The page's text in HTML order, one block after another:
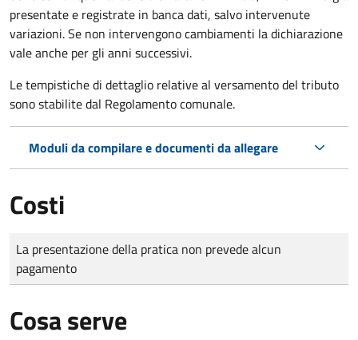
presentate e registrate in banca dati, salvo intervenute
variazioni. Se non intervengono cambiamenti la dichiarazione
vale anche per gli anni successivi.
Le tempistiche di dettaglio relative al versamento del tributo
sono stabilite dal Regolamento comunale.
Moduli da compilare e documenti da allegare
Costi
Tipo di pagamento
Importo
La presentazione della pratica non prevede alcun
pagamento
Cosa serve